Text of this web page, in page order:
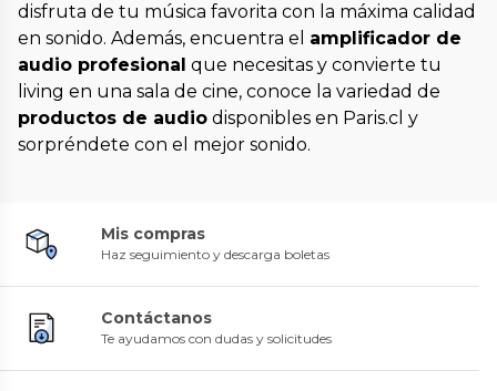
disfruta de tu música favorita con la máxima calidad
en sonido. Además, encuentra el amplificador de
audio profesional que necesitas y convierte tu
living en una sala de cine, conoce la variedad de
productos de audio disponibles en Paris.cl y
sorpréndete con el mejor sonido.
Mis compras
Haz seguimiento y descarga boletas
Contáctanos
Te ayudamos con dudas y solicitudes